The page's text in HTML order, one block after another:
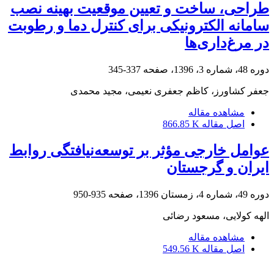
طراحی، ساخت و تعیین موقعیت بهینه نصب
سامانه الکترونیکی برای کنترل دما و رطوبت
در مرغ‌داری‌ها
دوره 48، شماره 3، 1396، صفحه 337-345
جعفر کشاورز، کاظم جعفری نعیمی، مجید محمدی
مشاهده مقاله
اصل مقاله 866.85 K
عوامل خارجی مؤثر بر توسعه‌نیافتگی روابط
ایران و گرجستان
دوره 49، شماره 4، زمستان 1396، صفحه 935-950
الهه کولایی، مسعود رضائی
مشاهده مقاله
اصل مقاله 549.56 K